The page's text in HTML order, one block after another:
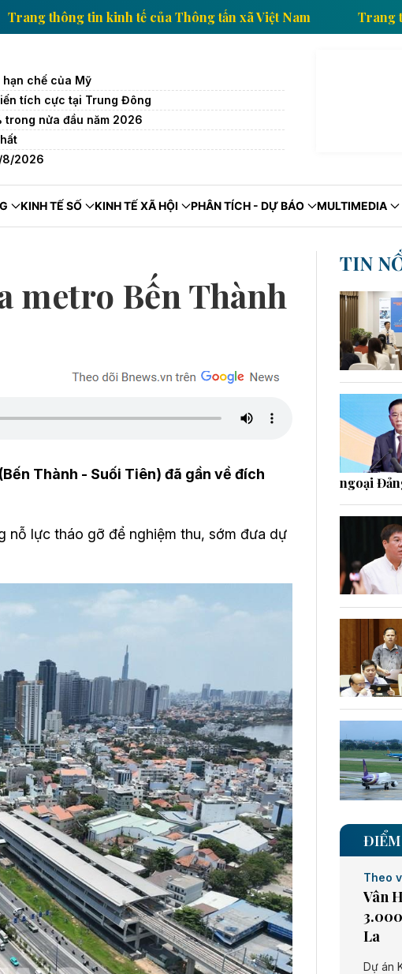
Trang thông tin kinh tế của Thông tấn xã Việt Nam
chế của Mỹ
tích cực tại Trung Đông
trong nửa đầu năm 2026
8/2026
KINH TẾ SỐ KINH TẾ XÃ HỘI PHÂN TÍCH - DỰ BÁO MULTIMEDIA
metro Bến Thành
Thành - Suối Tiên) đã gần về đích
nỗ lực tháo gỡ để nghiệm thu, sớm đưa dự
TIN
ngoại
ĐIỂM
Theo
Vân
La
Dự án